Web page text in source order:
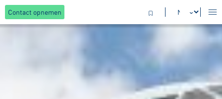
Contact opnemen